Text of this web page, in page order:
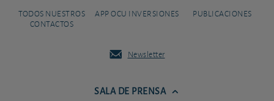
TODOS NUESTROS
CONTACTOS
APP OCU INVERSIONES PUBLICACIONES
Newsletter
SALA DE PRENSA